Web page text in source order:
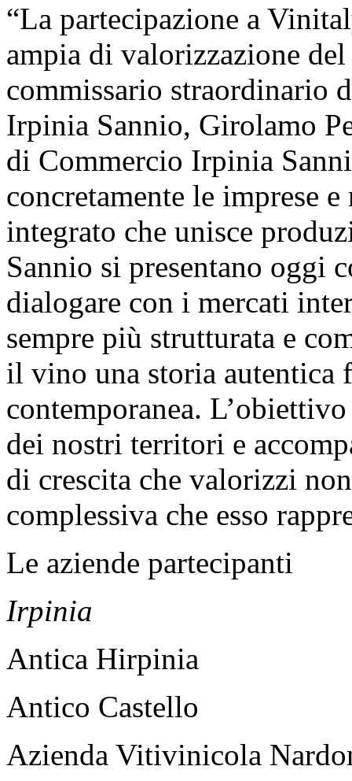
“La partecipazione a
ampia di valorizzazione
commissario straordinario
Irpinia Sannio, Girolamo
di Commercio Irpinia
concretamente le imprese
integrato che unisce
Sannio si presentano oggi
dialogare con i mercati
sempre più strutturata e
il vino una storia autentica
contemporanea.
dei nostri territori e
di crescita che valorizzi
complessiva che esso
Le aziende partecipanti
Irpinia
Antica Hirpinia
Antico Castello
Azienda Vitivinicola